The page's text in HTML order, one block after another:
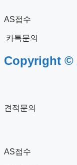
AS접수
카톡문의
Copyright ©
견적문의
AS접수